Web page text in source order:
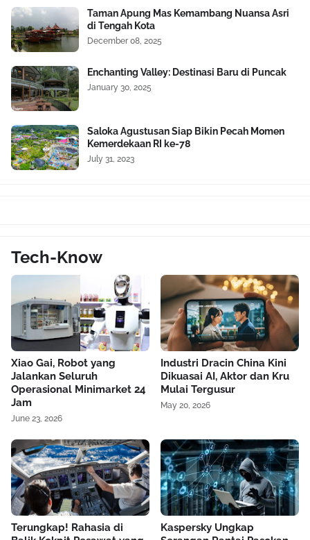
Taman Apung Mas Kemambang Nuansa Asri
di Tengah Kota
December 08, 2025
Enchanting Valley: Destinasi Baru di Puncak
January 30, 2025
Saloka Agustusan Siap Bikin Pecah Momen
Kemerdekaan RI ke-78
July 31, 2023
Tech-Know
Xiao Gai, Robot yang
Jalankan Seluruh
Operasional Minimarket 24
Jam
June 23, 2026
Industri Dracin China Kini
Dikuasai AI, Aktor dan Kru
Mulai Tergusur
May 20, 2026
Terungkap! Rahasia di
Kaspersky Ungkap